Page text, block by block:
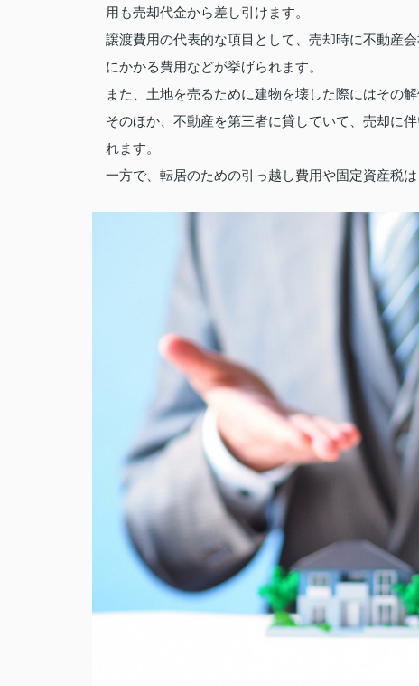
用も売却代金から差し引けます。
譲渡費用の代表的な項目として、売却時に不動産
にかかる費用などが挙げられます。
また、土地を売るために建物を壊した際にはその
そのほか、不動産を第三者に貸していて、売却に
れます。
一方で、転居のための引っ越し費用や固定資産税